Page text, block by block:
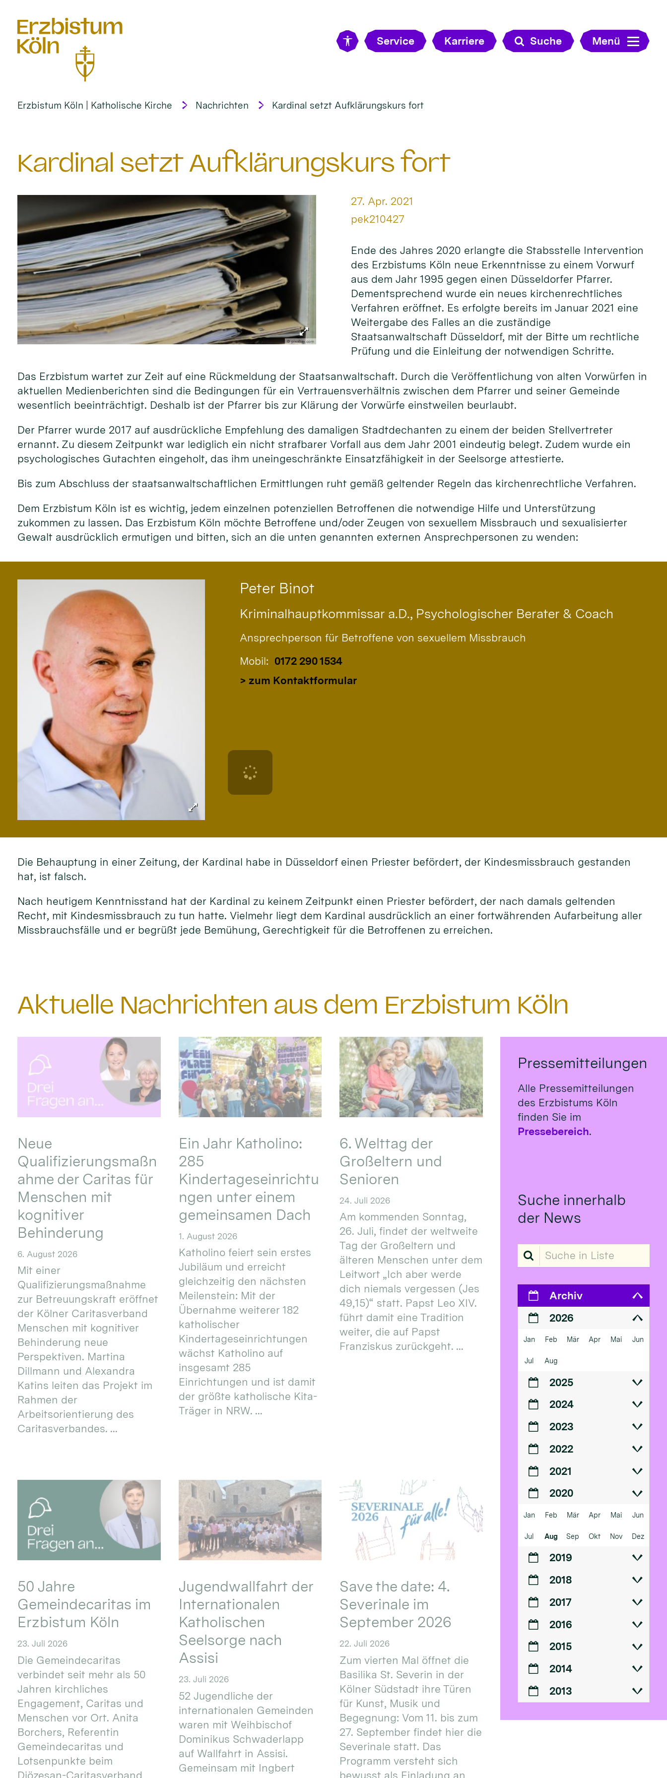
Service Karriere Suche Menü
Erzbistum Köln | Katholische Kirche Nachrichten Kardinal setzt Aufklärungskurs fort
Kardinal setzt Aufklärungskurs fort
© pixabay.com
Datum:
27. Apr. 2021
Von:
pek210427
Ende des Jahres 2020 erlangte die Stabsstelle Intervention
des Erzbistums Köln neue Erkenntnisse zu einem Vorwurf
aus dem Jahr 1995 gegen einen Düsseldorfer Pfarrer.
Dementsprechend wurde ein neues kirchenrechtliches
Verfahren eröffnet. Es erfolgte bereits im Januar 2021 eine
Weitergabe des Falles an die zuständige
Staatsanwaltschaft Düsseldorf, mit der Bitte um rechtliche
Prüfung und die Einleitung der notwendigen Schritte.
Das Erzbistum wartet zur Zeit auf eine Rückmeldung der Staatsanwaltschaft. Durch die Veröffentlichung von alten Vorwürfen in
aktuellen Medienberichten sind die Bedingungen für ein Vertrauensverhältnis zwischen dem Pfarrer und seiner Gemeinde
wesentlich beeinträchtigt. Deshalb ist der Pfarrer bis zur Klärung der Vorwürfe einstweilen beurlaubt.
Der Pfarrer wurde 2017 auf ausdrückliche Empfehlung des damaligen Stadtdechanten zu einem der beiden Stellvertreter
ernannt. Zu diesem Zeitpunkt war lediglich ein nicht strafbarer Vorfall aus dem Jahr 2001 eindeutig belegt. Zudem wurde ein
psychologisches Gutachten eingeholt, das ihm uneingeschränkte Einsatzfähigkeit in der Seelsorge attestierte.
Bis zum Abschluss der staatsanwaltschaftlichen Ermittlungen ruht gemäß geltender Regeln das kirchenrechtliche Verfahren.
Dem Erzbistum Köln ist es wichtig, jedem einzelnen potenziellen Betroffenen die notwendige Hilfe und Unterstützung
zukommen zu lassen. Das Erzbistum Köln möchte Betroffene und/oder Zeugen von sexuellem Missbrauch und sexualisierter
Gewalt ausdrücklich ermutigen und bitten, sich an die unten genannten externen Ansprechpersonen zu wenden:
Peter Binot
Kriminalhauptkommissar a.D., Psychologischer Berater & Coach
Ansprechperson für Betroffene von sexuellem Missbrauch
Mobil: 0172 290 1534
> zum Kontaktformular
Die Behauptung in einer Zeitung, der Kardinal habe in Düsseldorf einen Priester befördert, der Kindesmissbrauch gestanden
hat, ist falsch.
Nach heutigem Kenntnisstand hat der Kardinal zu keinem Zeitpunkt einen Priester befördert, der nach damals geltenden
Recht, mit Kindesmissbrauch zu tun hatte. Vielmehr liegt dem Kardinal ausdrücklich an einer fortwährenden Aufarbeitung aller
Missbrauchsfälle und er begrüßt jede Bemühung, Gerechtigkeit für die Betroffenen zu erreichen.
Aktuelle Nachrichten aus dem Erzbistum Köln
Neue
Qualifizierungsmaßn
ahme der Caritas für
Menschen mit
kognitiver
Behinderung
6. August 2026
Mit einer
Qualifizierungsmaßnahme
zur Betreuungskraft eröffnet
der Kölner Caritasverband
Menschen mit kognitiver
Behinderung neue
Perspektiven. Martina
Dillmann und Alexandra
Katins leiten das Projekt im
Rahmen der
Arbeitsorientierung des
Caritasverbandes. ...
Ein Jahr Katholino:
285
Kindertageseinrichtu
ngen unter einem
gemeinsamen Dach
1. August 2026
Katholino feiert sein erstes
Jubiläum und erreicht
gleichzeitig den nächsten
Meilenstein: Mit der
Übernahme weiterer 182
katholischer
Kindertageseinrichtungen
wächst Katholino auf
insgesamt 285
Einrichtungen und ist damit
der größte katholische Kita-
Träger in NRW. ...
6. Welttag der
Großeltern und
Senioren
24. Juli 2026
Am kommenden Sonntag,
26. Juli, findet der weltweite
Tag der Großeltern und
älteren Menschen unter dem
Leitwort „Ich aber werde
dich niemals vergessen (Jes
49,15)“ statt. Papst Leo XIV.
führt damit eine Tradition
weiter, die auf Papst
Franziskus zurückgeht. ...
50 Jahre
Gemeindecaritas im
Erzbistum Köln
23. Juli 2026
Die Gemeindecaritas
verbindet seit mehr als 50
Jahren kirchliches
Engagement, Caritas und
Menschen vor Ort. Anita
Borchers, Referentin
Gemeindecaritas und
Lotsenpunkte beim
Diözesan-Caritasverband
Jugendwallfahrt der
Internationalen
Katholischen
Seelsorge nach
Assisi
23. Juli 2026
52 Jugendliche der
internationalen Gemeinden
waren mit Weihbischof
Dominikus Schwaderlapp
auf Wallfahrt in Assisi.
Gemeinsam mit Ingbert
Save the date: 4.
Severinale im
September 2026
22. Juli 2026
Zum vierten Mal öffnet die
Basilika St. Severin in der
Kölner Südstadt ihre Türen
für Kunst, Musik und
Begegnung: Vom 11. bis zum
27. September findet hier die
Severinale statt. Das
Programm versteht sich
bewusst als Einladung an
Pressemitteilungen
Alle Pressemitteilungen
des Erzbistums Köln
finden Sie im
Pressebereich.
Suche innerhalb
der News
Suche in Liste
Archiv
2026
Jan Feb Mär Apr Mai Jun
Jul Aug
2025
2024
2023
2022
2021
2020
Jan Feb Mär Apr Mai Jun
Jul Aug Sep Okt Nov Dez
2019
2018
2017
2016
2015
2014
2013